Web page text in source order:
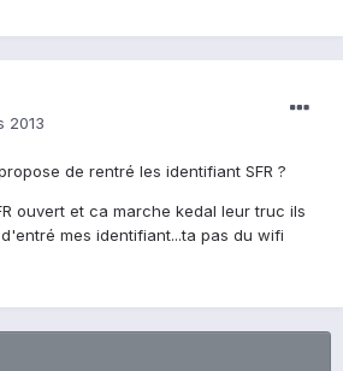
2013
de rentré les identifiant SFR ?
ouvert et ca marche kedal leur truc ils
mes identifiant...ta pas du wifi